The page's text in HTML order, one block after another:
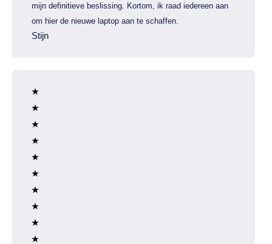
mijn definitieve beslissing. Kortom, ik raad iedereen aan
om hier de nieuwe laptop aan te schaffen.
Stijn